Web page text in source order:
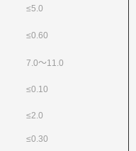
≤5.0
≤0.60
7.0～11.0
≤0.10
≤2.0
≤0.30